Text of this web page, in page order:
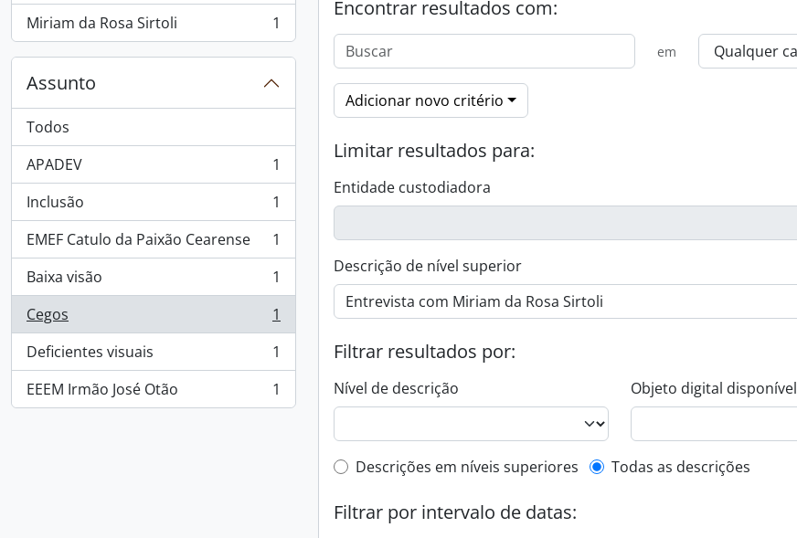
Miriam da Rosa Sirtoli
, 1 resultados 1
Assunto
Todos
APADEV
, 1 resultados
1
Inclusão
, 1 resultados
1
EMEF Catulo da Paixão Cearense
, 1 resultados
1
Baixa visão
, 1 resultados
1
Cegos
, 1 resultados
1
Deficientes visuais
, 1 resultados
1
EEEM Irmão José Otão
, 1 resultados 1
Encontrar resultados com:
em
Adicionar novo critério
Limitar resultados para:
Entidade custodiadora
Descrição de nível superior
Filtrar resultados por:
Nível de descrição Objeto digital disponível
Filtro de descrição de nível superior
Descrições em níveis superiores Todas as descrições
Filtrar por intervalo de datas: